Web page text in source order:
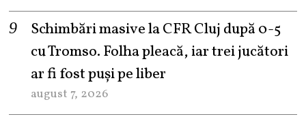
Schimbări masive la CFR Cluj după 0-5
cu Tromso. Folha pleacă, iar trei jucători
ar fi fost puși pe liber
august 7, 2026